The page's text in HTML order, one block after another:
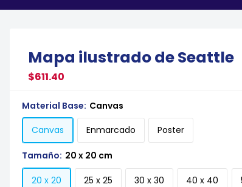
Mapa ilustrado de Seattle
$611.40
Material Base: Canvas
Canvas Enmarcado Poster
Tamaño: 20 x 20 cm
20 x 20 25 x 25 30 x 30 40 x 40